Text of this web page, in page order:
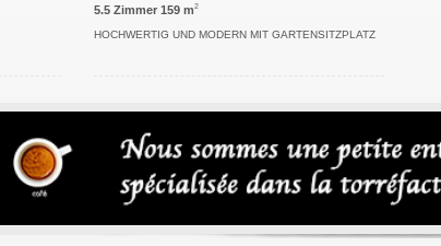
5.5 Zimmer 159 m2
HOCHWERTIG UND MODERN MIT GARTENSITZPLATZ